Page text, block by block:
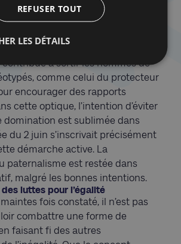
« alliés » du mouvement, sont
à faciliter la participation des
(par exemple en prenant en
ménagères ou la garde
contribue à sortir les hommes de
comme celui du protecteur
encourager des rapports
cette optique, l’intention d’éviter
domination est sublimée dans
du 2 juin s’inscrivait précisément
démarche active. La
paternalisme est restée dans
malgré les bonnes intentions.
luttes pour l’égalité
fois constaté, il n’est pas
combattre une forme de
faisant fi des autres
REFUSER TOUT
LES DÉTAILS